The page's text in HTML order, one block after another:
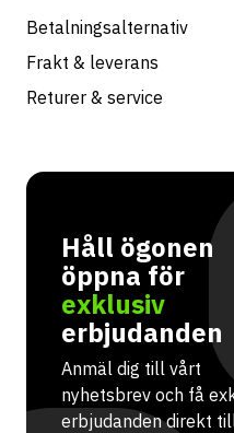
Betalningsalternativ
Frakt & leverans
Returer & service
Håll ögonen
öppna för
exklusiv
erbjudanden
Anmäl dig till vårt
nyhetsbrev och få
erbjudanden direkt